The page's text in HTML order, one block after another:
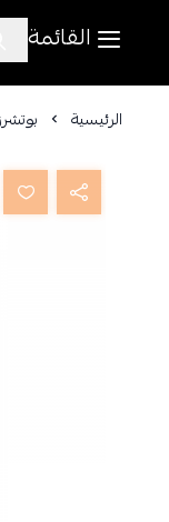
القائمة
الرئيسية